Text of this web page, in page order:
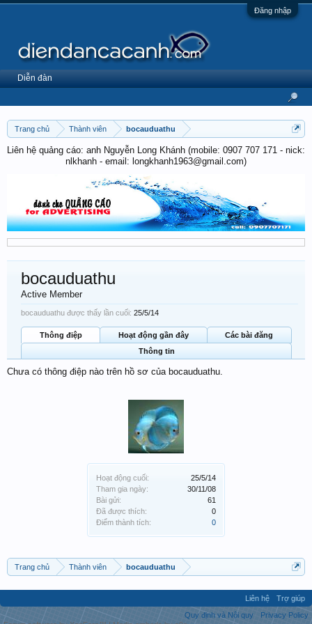
Đăng nhập
Trang chủ Thành viên bocauduathu
Liên hệ quảng cáo: anh Nguyễn Long Khánh (mobile: 0907 707 171 - nick:
nlkhanh - email: longkhanh1963@gmail.com)
Hoạt động cuối:
25/5/14
Tham gia ngày:
30/11/08
Bài gửi:
61
Đã được thích:
0
Điểm thành tích:
0
bocauduathu
Active Member
bocauduathu được thấy lần cuối: 25/5/14
Thông điệp Hoạt động gần đây
Các bài đăng
Thông tin
Chưa có thông điệp nào trên hồ sơ của bocauduathu.
Trang chủ Thành viên bocauduathu
Diễn đàn
Liên hệ
Trợ giúp
Quy định và Nội quy
Privacy Policy